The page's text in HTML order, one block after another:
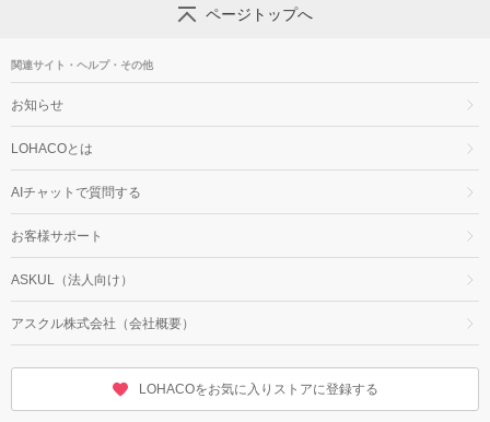
ページトップへ
関連サイト・ヘルプ・その他
お知らせ
LOHACOとは
AIチャットで質問する
お客様サポート
ASKUL（法人向け）
アスクル株式会社（会社概要）
LOHACOをお気に入りストアに登録する